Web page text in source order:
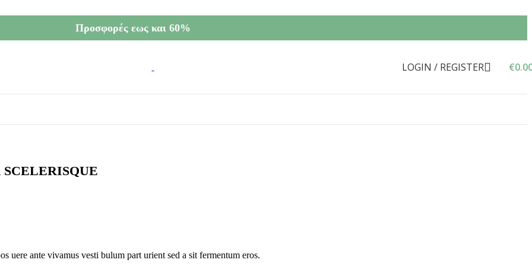
Προσφορές εως και 60%
LOGIN / REGISTER €
uere ante vivamus vesti bulum part urient sed a sit fermentum eros.